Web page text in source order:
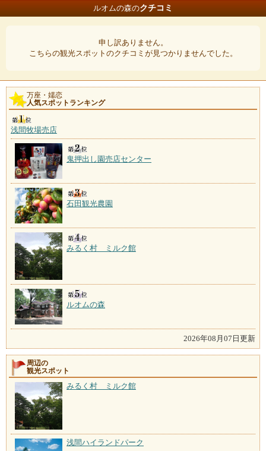
ルオムの森のクチコミ
申し訳ありません。
こちらの観光スポットのクチコミが見つかりませんでした。
万座・嬬恋
人気スポットランキング
浅間牧場売店
鬼押出し園売店センター
石田観光農園
みるく村 ミルク館
ルオムの森
2026年08月07日更新
周辺の
観光スポット
みるく村 ミルク館
浅間ハイランドパーク